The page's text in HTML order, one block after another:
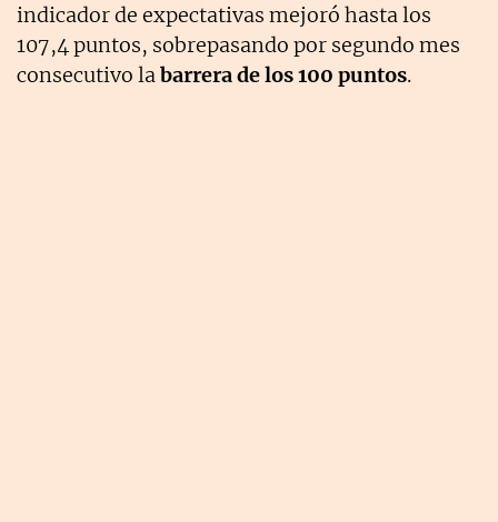
indicador de expectativas mejoró hasta los
107,4 puntos, sobrepasando por segundo mes
consecutivo la barrera de los 100 puntos.